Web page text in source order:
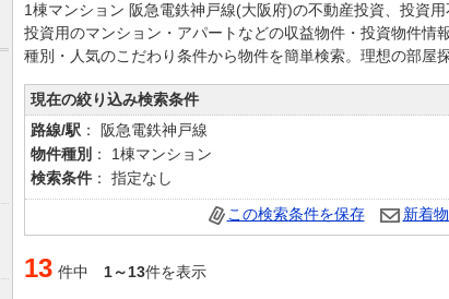
1棟マンション 阪急電鉄神戸線(大阪府)の不動産投資、投資
投資用のマンション・アパートなどの収益物件・投資物件情
種別・人気のこだわり条件から物件を簡単検索。理想の部屋
現在の絞り込み検索条件
路線/駅 ： 阪急電鉄神戸線
物件種別 ： 1棟マンション
検索条件 ： 指定なし
この検索条件を保存 新着
13 件中 1～13件を表示